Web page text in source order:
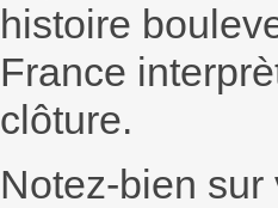
histoire
France
clôture.
Notez-bien sur